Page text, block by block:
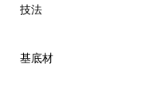
技法
基底材